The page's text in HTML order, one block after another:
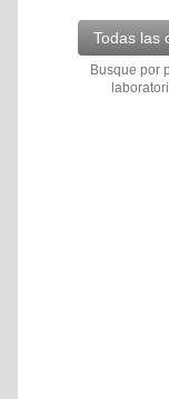
Todas las
Busque por